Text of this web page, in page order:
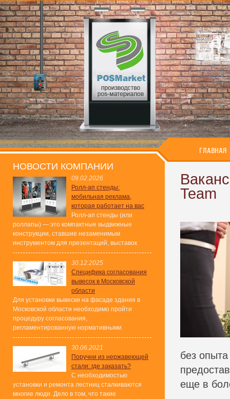
ГЛАВНАЯ
НОВОСТИ КОМПАНИИ
09.02.2026
Ролл-ап стенды:
мобильная реклама,
которая работает на вас
Ролл-ап стенды (или
роллапы) — это компактные выдвижные
конструкции, ставшие незаменимым
инструментом для презентаций, выставок
30.12.2025
Специфика согласования
вывесок в Московской
области
Для установки вывески на фасаде здания в
Московской области необходимо пройти
процедуру согласования,
регламентированную нормативными
30.06.2021
Поручни из нержавеющей
стали: где заказать?
С необходимостью
установки и ремонта лестниц сталкиваются
многие люди. Дело в том, что такие
Team
без
еще в